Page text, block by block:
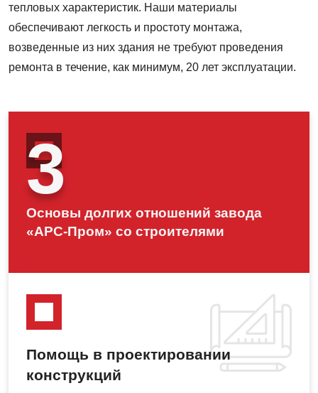
тепловых характеристик. Наши материалы
обеспечивают легкость и простоту монтажа,
возведенные из них здания не требуют проведения
ремонта в течение, как минимум, 20 лет эксплуатации.
3
Основы долгих отношений завода
«АРС-Пром» со строителями
Помощь в проектировании
конструкций